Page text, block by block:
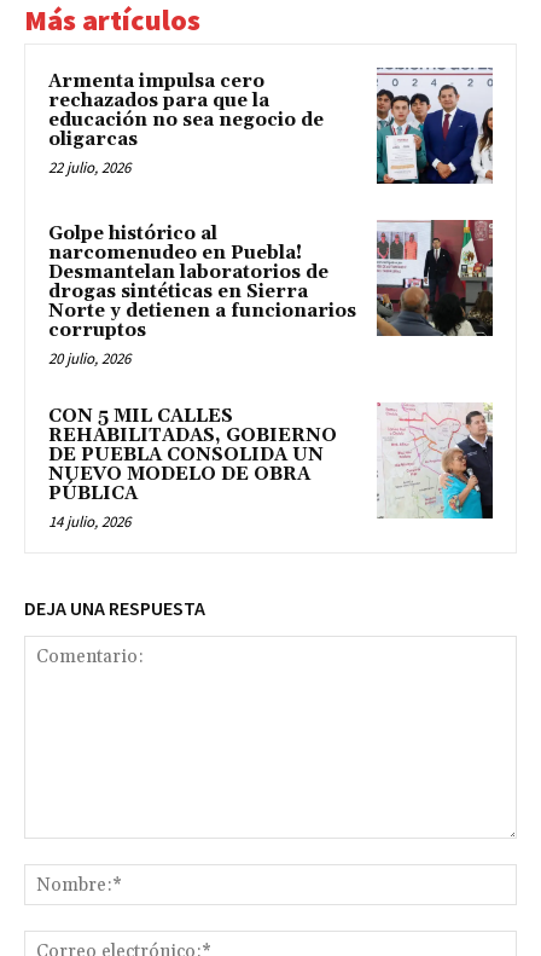
Más artículos
Armenta impulsa cero
rechazados para que la
educación no sea negocio de
oligarcas
22 julio, 2026
Golpe histórico al
narcomenudeo en Puebla!
Desmantelan laboratorios de
drogas sintéticas en Sierra
Norte y detienen a funcionarios
corruptos
20 julio, 2026
CON 5 MIL CALLES
REHABILITADAS, GOBIERNO
DE PUEBLA CONSOLIDA UN
NUEVO MODELO DE OBRA
PÚBLICA
14 julio, 2026
DEJA UNA RESPUESTA